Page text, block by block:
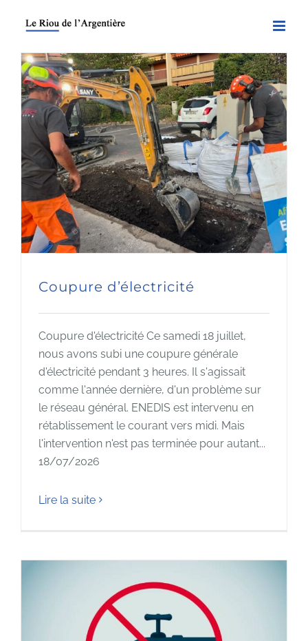
content
Coupure d’électricité
Coupure d'électricité Ce samedi 18 juillet,
nous avons subi une coupure générale
d'électricité pendant 3 heures. Il s'agissait
comme l'année dernière, d'un problème sur
le réseau général. ENEDIS est intervenu en
rétablissement le courant vers midi. Mais
l'intervention n'est pas terminée pour autant...
18/07/2026
Lire la suite